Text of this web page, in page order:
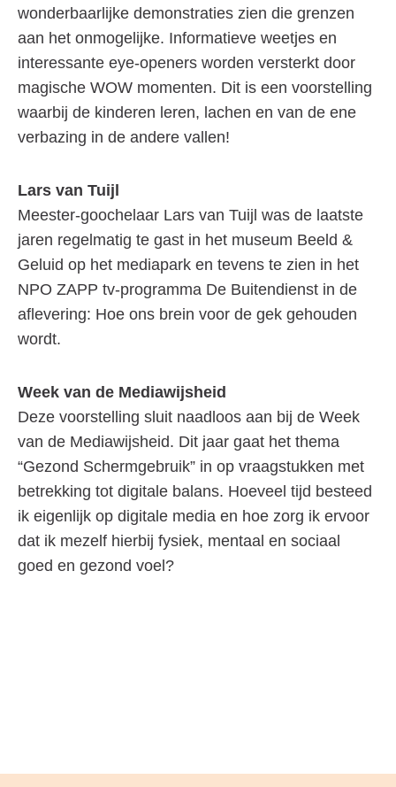
wonderbaarlijke demonstraties zien die grenzen
aan het onmogelijke. Informatieve weetjes en
interessante eye-openers worden versterkt door
magische WOW momenten. Dit is een voorstelling
waarbij de kinderen leren, lachen en van de ene
verbazing in de andere vallen!
Lars van Tuijl
Meester-goochelaar Lars van Tuijl was de laatste
jaren regelmatig te gast in het museum Beeld &
Geluid op het mediapark en tevens te zien in het
NPO ZAPP tv-programma De Buitendienst in de
aflevering: Hoe ons brein voor de gek gehouden
wordt.
Week van de Mediawijsheid
Deze voorstelling sluit naadloos aan bij de Week
van de Mediawijsheid. Dit jaar gaat het thema
“Gezond Schermgebruik” in op vraagstukken met
betrekking tot digitale balans. Hoeveel tijd besteed
ik eigenlijk op digitale media en hoe zorg ik ervoor
dat ik mezelf hierbij fysiek, mentaal en sociaal
goed en gezond voel?